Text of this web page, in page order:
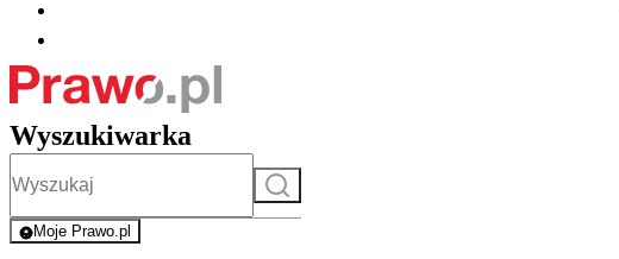
Wyszukiwarka
Szukaj
Moje Prawo.pl
- rejestracja i logowanie do serwisu